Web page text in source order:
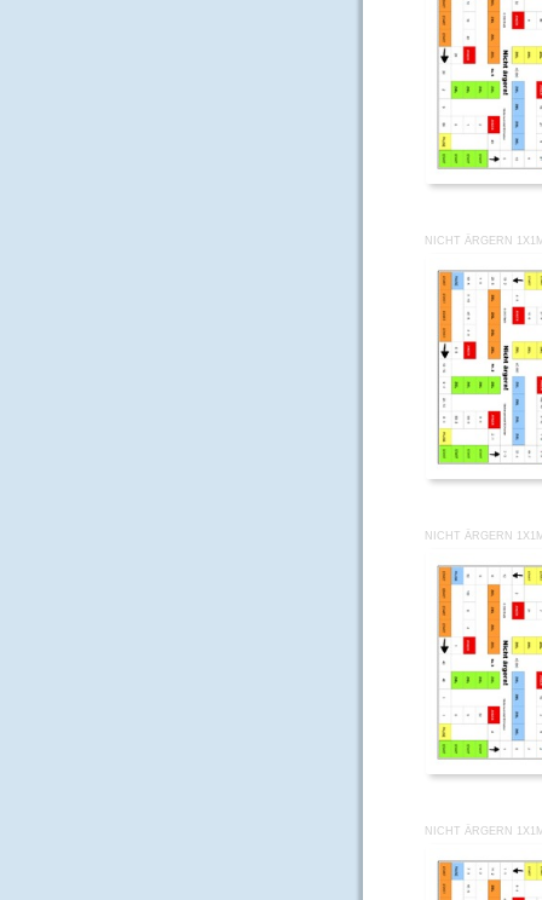
NICHT ÄRGERN
NICHT ÄRGERN
NICHT ÄRGERN